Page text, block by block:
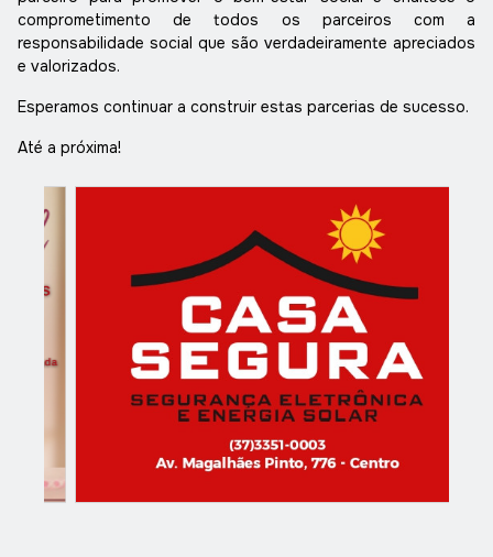
comprometimento de todos os parceiros com a
responsabilidade social que são verdadeiramente apreciados
e valorizados.
Esperamos continuar a construir estas parcerias de sucesso.
Até a próxima!